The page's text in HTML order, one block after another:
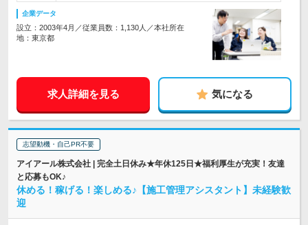
企業データ
設立：2003年4月／従業員数：1,130人／本社所在
地：東京都
求人詳細を見る 気になる
志望動機・自己PR不要
アイアール株式会社 | 完全土日休み★年休125日★福利厚生が充実！友達
と応募もOK♪
休める！稼げる！楽しめる♪【施工管理アシスタント】未経験歓
迎